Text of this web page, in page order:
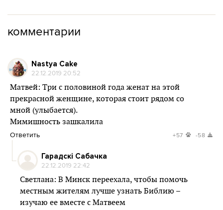
комментарии
Nastya Cake
22.12.2019 20:52
Матвей: Три с половиной года женат на этой
прекрасной женщине, которая стоит рядом со
мной (улыбается).
Мимишность зашкалила
Ответить +57 -58
Гарадскі Сабачка
22.12.2019 22:42
Светлана: В Минск переехала, чтобы помочь
местным жителям лучше узнать Библию –
изучаю ее вместе с Матвеем